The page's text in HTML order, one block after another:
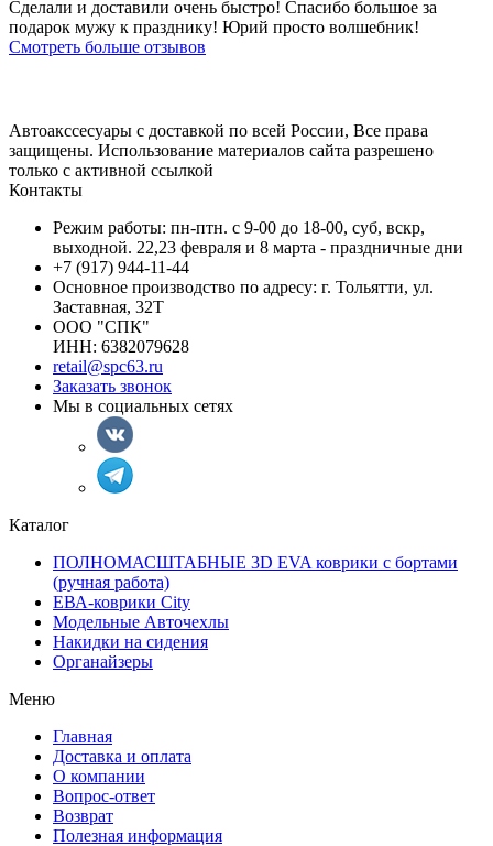
Сделали и доставили очень быстро! Спасибо большое за
подарок мужу к празднику! Юрий просто волшебник!
Смотреть больше отзывов
Автоакссесуары с доставкой по всей России, Все права
защищены. Использование материалов сайта разрешено
только с активной ссылкой
Контакты
Режим работы: пн-птн. с 9-00 до 18-00, суб, вскр,
выходной. 22,23 февраля и 8 марта - праздничные дни
+7 (917) 944-11-44
Основное производство по адресу: г. Тольятти, ул.
Заставная, 32Т
ООО "СПК"
ИНН: 6382079628
retail@spc63.ru
Заказать звонок
Мы в социальных сетях
Каталог
ПОЛНОМАСШТАБНЫЕ 3D EVA коврики с бортами
(ручная работа)
ЕВА-коврики City
Модельные Авточехлы
Накидки на сидения
Органайзеры
Меню
Главная
Доставка и оплата
О компании
Вопрос-ответ
Возврат
Полезная информация